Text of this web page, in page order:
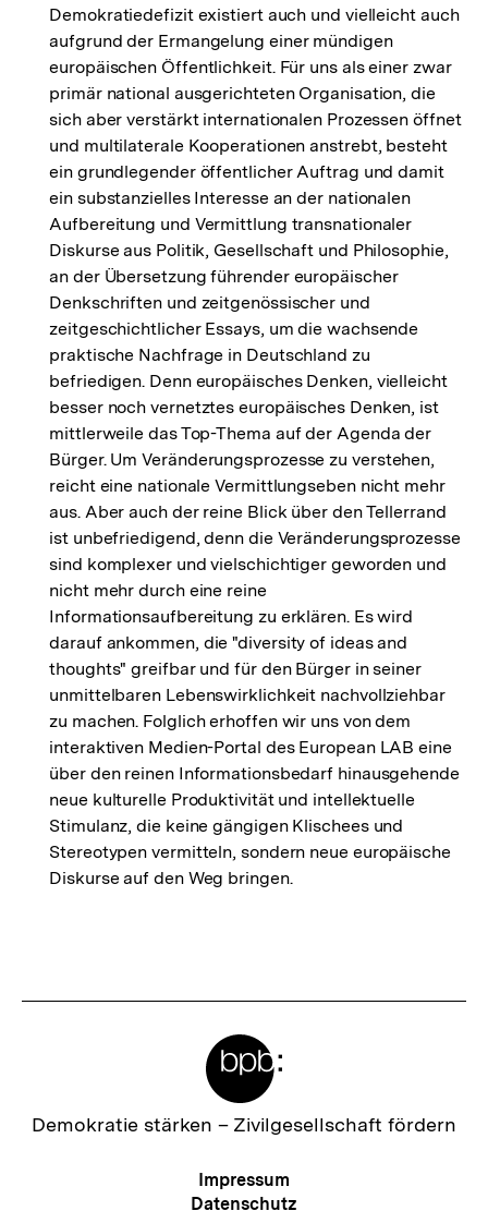
Demokratiedefizit existiert auch und vielleicht auch
aufgrund der Ermangelung einer mündigen
europäischen Öffentlichkeit. Für uns als einer zwar
primär national ausgerichteten Organisation, die
sich aber verstärkt internationalen Prozessen öffnet
und multilaterale Kooperationen anstrebt, besteht
ein grundlegender öffentlicher Auftrag und damit
ein substanzielles Interesse an der nationalen
Aufbereitung und Vermittlung transnationaler
Diskurse aus Politik, Gesellschaft und Philosophie,
an der Übersetzung führender europäischer
Denkschriften und zeitgenössischer und
zeitgeschichtlicher Essays, um die wachsende
praktische Nachfrage in Deutschland zu
befriedigen. Denn europäisches Denken, vielleicht
besser noch vernetztes europäisches Denken, ist
mittlerweile das Top-Thema auf der Agenda der
Bürger. Um Veränderungsprozesse zu verstehen,
reicht eine nationale Vermittlungseben nicht mehr
aus. Aber auch der reine Blick über den Tellerrand
ist unbefriedigend, denn die Veränderungsprozesse
sind komplexer und vielschichtiger geworden und
nicht mehr durch eine reine
Informationsaufbereitung zu erklären. Es wird
darauf ankommen, die "diversity of ideas and
thoughts" greifbar und für den Bürger in seiner
unmittelbaren Lebenswirklichkeit nachvollziehbar
zu machen. Folglich erhoffen wir uns von dem
interaktiven Medien-Portal des European LAB eine
über den reinen Informationsbedarf hinausgehende
neue kulturelle Produktivität und intellektuelle
Stimulanz, die keine gängigen Klischees und
Stereotypen vermitteln, sondern neue europäische
Diskurse auf den Weg bringen.
Zur
Demokratie stärken – Zivilgesellschaft fördern
Meta-
Navigation
Impressum
Datenschutz